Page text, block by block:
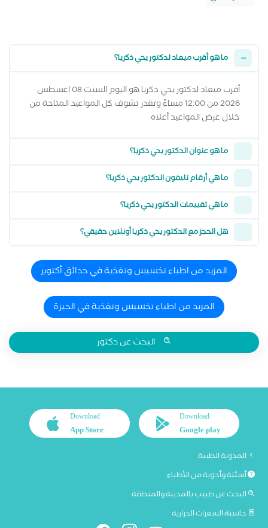
ما هو أقرب ميعاد لدكتور يحي ذكريا؟
أقرب ميعاد لدكتور يحي ذكريا هو اليوم السبت 08 اغسطس
2026 من 12:00 مساءً وتقدر تشوف كل المواعيد المتاحة من
خلال عرض المواعيد أعلاه
ما هو عنوان الدكتور يحي ذكريا؟
ما هي أرقام تليفون الدكتور يحي ذكريا؟
ما هي تقييمات الدكتور يحي ذكريا؟
هل الحجز مع الدكتور يحي ذكريا أونلاين حقيقي؟
المزيد من اطباء تخسيس وتغذية في حدائق أكتوبر
المزيد من اطباء تخسيس وتغذية في الجيزة
البحث عن دكتور
Download
Google play
Download
App Store
المدونة الطبية
أسئلة وأجوبة من الأطباء
البحث عن طبيب بالمدينة والمنطقة
حاسبة السعرات الحرارية